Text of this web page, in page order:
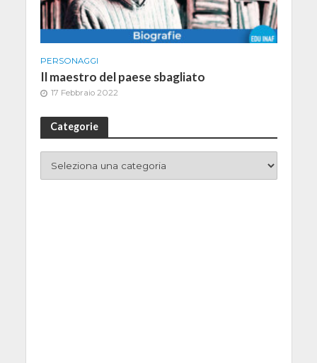
PERSONAGGI
Il maestro del paese sbagliato
17 Febbraio 2022
Categorie